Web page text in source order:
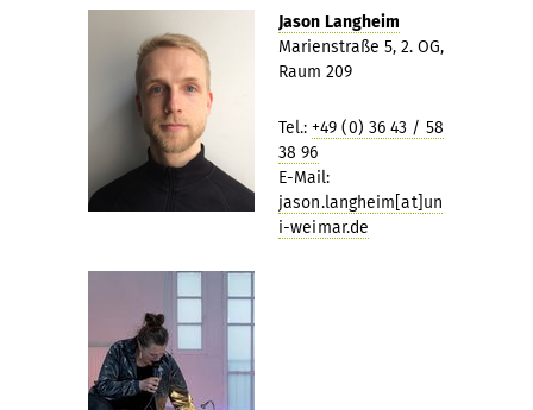
Jason Langheim
Marienstraße 5, 2. OG,
Raum 209
Tel.: +49 (0) 36 43 / 58
38 96
E-Mail:
jason.langheim[at]un
i-weimar.de